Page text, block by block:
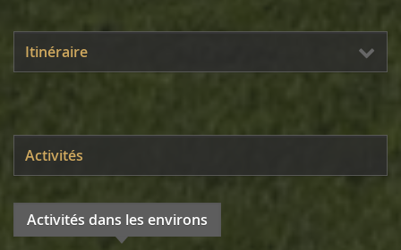
Itinéraire
Activités
Activités dans les environs